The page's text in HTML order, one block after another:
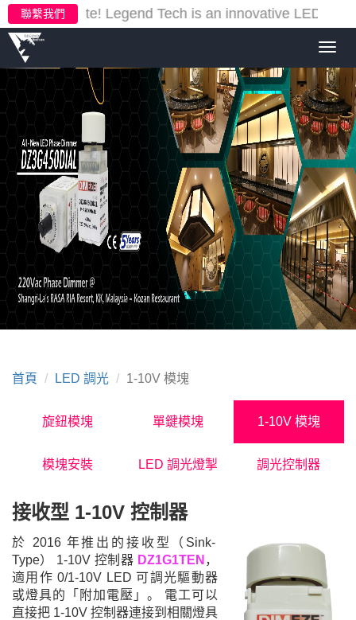
聯繫我們
new website! Legend Tech is an innovative LED
首頁 LED 調光 1-10V 模塊
旋鈕模塊 單鍵模塊 1-10V 模塊
模塊安裝 LED 調光燈掣 調光控制器
接收型 1-10V 控制器
於 2016 年推出的接收型
（Sink-
Type） 1-10V 控制器 DZ1G1TEN ，
適用作 0/1-10V LED 可調光驅動器
或燈具的「附加電壓」。 電工可以
直接把 1-10V 控制器連接到相關燈具